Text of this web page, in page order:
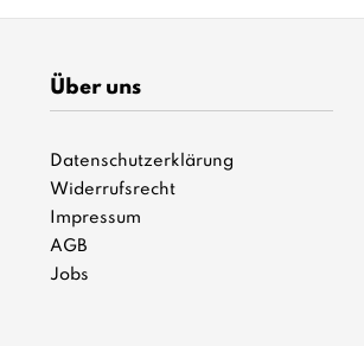
Über uns
Datenschutzerklärung
Widerrufsrecht
Impressum
AGB
Jobs